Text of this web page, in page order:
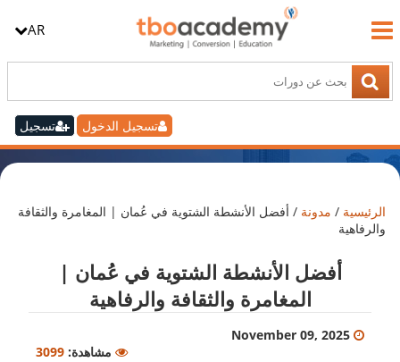
تسجيل الدخول تسجيل
AR
الرئيسية / مدونة / أفضل الأنشطة الشتوية في عُمان | المغامرة والثقافة
والرفاهية
أفضل الأنشطة الشتوية في عُمان |
المغامرة والثقافة والرفاهية
مشاهدة: 3099